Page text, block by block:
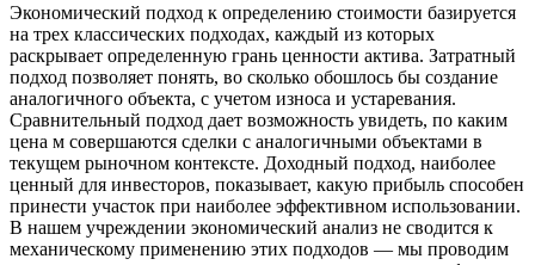
Экономический подход к определению стоимости базируется
на трех классических подходах, каждый из которых
раскрывает определенную грань ценности актива. Затратный
подход позволяет понять, во сколько обошлось бы создание
аналогичного объекта, с учетом износа и устаревания.
Сравнительный подход дает возможность увидеть, по каким
цена м совершаются сделки с аналогичными объектами в
текущем рыночном контексте. Доходный подход, наиболее
ценный для инвесторов, показывает, какую прибыль способен
принести участок при наиболее эффективном использовании.
В нашем учреждении экономический анализ не сводится к
механическому применению этих подходов — мы проводим